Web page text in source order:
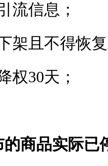
流信息；
架且不得恢
权30天；
的商品实际